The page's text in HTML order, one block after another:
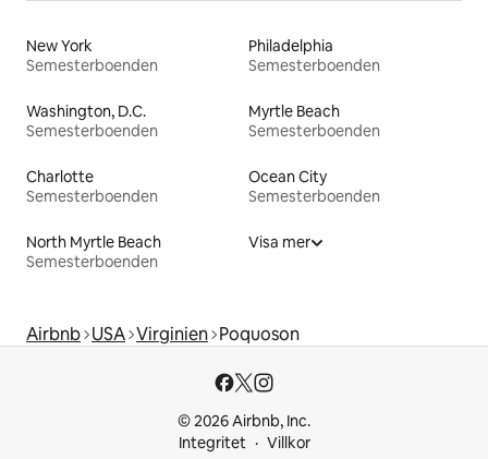
New York
Semesterboenden
Philadelphia
Semesterboenden
Washington, D.C.
Semesterboenden
Myrtle Beach
Semesterboenden
Charlotte
Semesterboenden
Ocean City
Semesterboenden
North Myrtle Beach
Semesterboenden
Visa mer
Airbnb USA Virginien Poquoson
© 2026 Airbnb, Inc.
Integritet
Villkor